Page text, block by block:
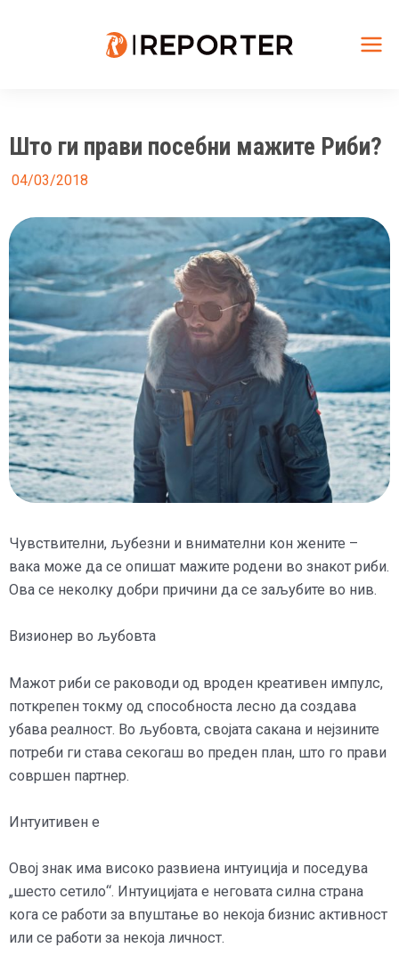
Што ги прави посебни мажите Риби?
04/03/2018
Чувствителни, љубезни и внимателни кон жените –
вака може да се опишат мажите родени во знакот риби.
Ова се неколку добри причини да се заљубите во нив.
Визионер во љубовта
Мажот риби се раководи од вроден креативен импулс,
поткрепен токму од способноста лесно да создава
убава реалност. Во љубовта, својата сакана и нејзините
потреби ги става секогаш во преден план, што го прави
совршен партнер.
Интуитивен е
Овој знак има високо развиена интуиција и поседува
„шесто сетило“. Интуицијата е неговата силна страна
кога се работи за впуштање во некоја бизнис активност
или се работи за некоја личност.